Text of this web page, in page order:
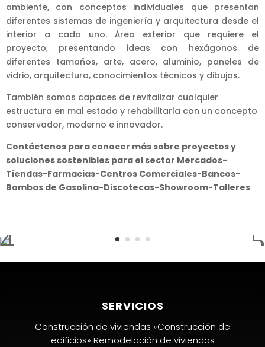
ambiente, con conceptos individuales que presentan
diferentes sistemas de ingeniería y arquitectura desde el
interior a cada uno. Área exterior que requiere el
proyecto, presentando ideas con hexágonos de
diferentes tamaños, arte, acero, aluminio, paneles de
vidrio, arquitectura, conocimientos técnicos y dibujos.
También somos capaces de revitalizar cualquier
estructura en mal estado y rehabilitarla con un concepto
conservador, moderno e innovador.
Contáctenos para conocer más sobre proyectos y
soluciones sostenibles para el sector Mercados-
Tiendas-Farmacias-Centros Comerciales-Bancos-
Bombas de Gasolina-Discotecas-Showroom-Talleres
SERVICIOS
Construcción de viviendas »Construcción de
edificios» Remodelación de viviendas